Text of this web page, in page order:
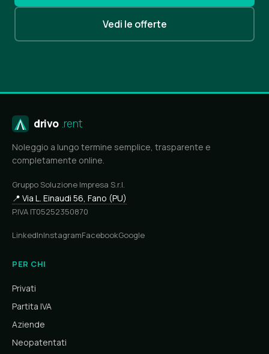
Vedi le offerte
drivo .rent
Noleggio a lungo termine semplice, trasparente e
completamente online.
Gruppo Soluzione Impresa S.r.l.
📍 Via L. Einaudi 56, Fano (PU)
P.IVA IT05252350870
LinkedInInstagramFacebookGoogle
PER CHI
Privati
Partita IVA
Aziende
Neopatentati